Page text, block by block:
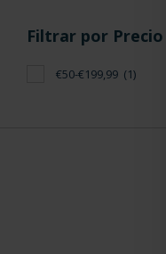
Filtrar por Precio
€50-€199,99 (1)